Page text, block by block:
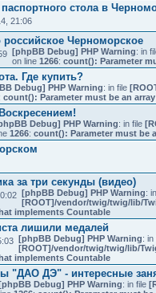
стола в
21:06
Черноморское
[phpBB Debug] PHP Warning: in
on line 1266: count(): Parameter
Где купить?
Debug] PHP Warning: in file
count(): Parameter must be an
Debug] PHP Warning: in file
1266: count(): Parameter must be
за три секунды (видео)
[phpBB Debug] PHP Warning:
[ROOT]/vendor/twig/twig/lib/
implements Countable
лишили медалей
[phpBB Debug] PHP Warning: in
[ROOT]/vendor/twig/twig/lib/
implements Countable
"ДАО ДЭ" - интересные
Debug] PHP Warning: in file